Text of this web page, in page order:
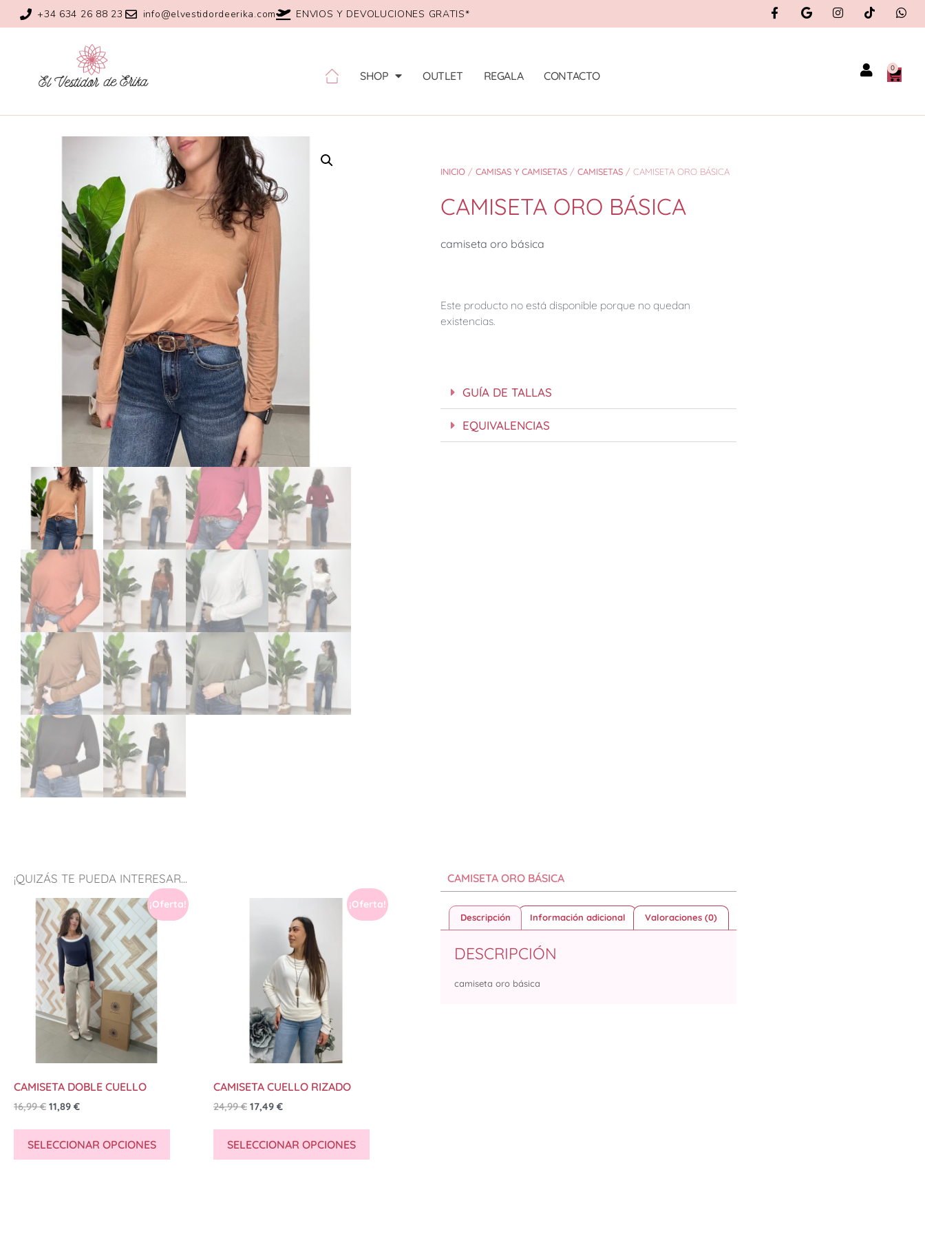
+34 634 26 88 23 info@elvestidordeerika.com ENVIOS Y DEVOLUCIONES GRATIS*
SHOP OUTLET REGALA CONTACTO
0
INICIO / CAMISAS Y CAMISETAS / CAMISETAS / CAMISETA ORO BÁSICA
CAMISETA ORO BÁSICA
camiseta oro básica
Este producto no está disponible porque no quedan
existencias.
GUÍA DE TALLAS
EQUIVALENCIAS
¡QUIZÁS TE PUEDA INTERESAR...
¡Oferta!
CAMISETA DOBLE CUELLO
16,99€ 11,89 €
SELECCIONAR OPCIONES
¡Oferta!
CAMISETA CUELLO RIZADO
24,99€ 17,49 €
SELECCIONAR OPCIONES
CAMISETA ORO BÁSICA
Descripción Información adicional Valoraciones (0)
DESCRIPCIÓN
camiseta oro básica